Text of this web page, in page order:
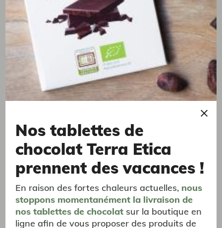
Inde / Madagascar / Sri Lanka
Moulin intégré - 45g
4,63 €
Nos tablettes de
chocolat Terra Etica
prennent des vacances !
En raison des fortes chaleurs actuelles, nous
stoppons momentanément la livraison de
nos tablettes de chocolat sur la boutique en
ligne afin de vous proposer des produits de